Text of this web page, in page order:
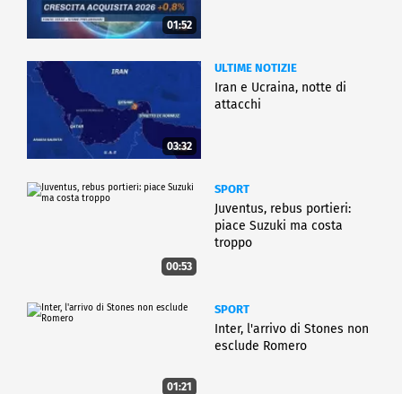
01:52
03:32
ULTIME NOTIZIE
Iran e Ucraina, notte di
attacchi
00:53
SPORT
Juventus, rebus portieri:
piace Suzuki ma costa
troppo
01:21
SPORT
Inter, l'arrivo di Stones non
esclude Romero